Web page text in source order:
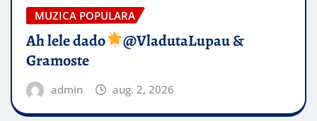
MUZICA POPULARA
Ah lele dado​
@VladutaLupau &
Gramoste
admin aug. 2, 2026